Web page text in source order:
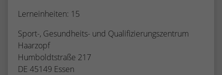
Lerneinheiten: 15
Sport-, Gesundheits- und Qualifizierungszentrum
Haarzopf
Humboldtstraße 217
DE 45149 Essen